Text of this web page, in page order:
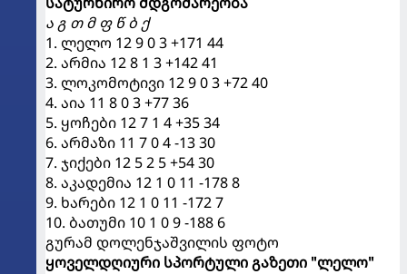
ა გ თ მ ფ წ ბ ქ
1. ლელო 12 9 0 3 +171 44
2. არმია 12 8 1 3 +142 41
3. ლოკომოტივი 12 9 0 3 +72 40
4. აია 11 8 0 3 +77 36
5. ყოჩები 12 7 1 4 +35 34
6. არმაზი 11 7 0 4 -13 30
7. ჯიქები 12 5 2 5 +54 30
8. აკადემია 12 1 0 11 -178 8
9. ხარები 12 1 0 11 -172 7
10. ბათუმი 10 1 0 9 -188 6
გურამ დოლენჯაშვილის ფოტო
ყოველდღიური სპორტული გაზეთი "ლელო"